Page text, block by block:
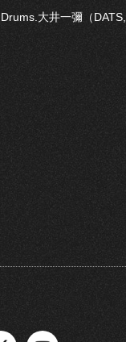
大井一彌（DATS,